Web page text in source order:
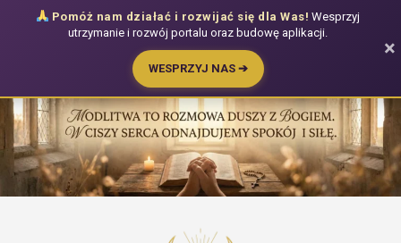
do
treści
Pomóż nam działać i rozwijać się dla Was! Wesprzyj
utrzymanie i rozwój portalu oraz budowę aplikacji.
WESPRZYJ NAS ➔
×